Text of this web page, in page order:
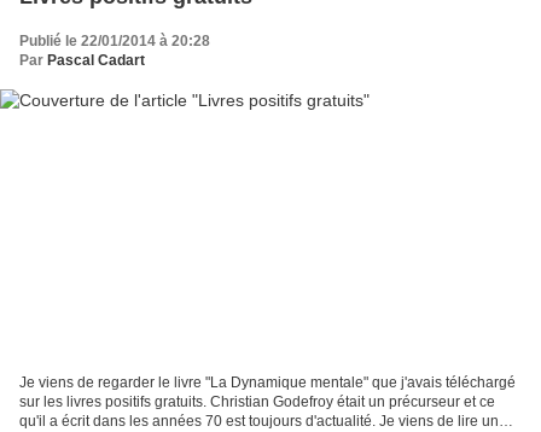
Publié le 22/01/2014 à 20:28
Par Pascal Cadart
Je viens de regarder le livre "La Dynamique mentale" que j'avais téléchargé
sur les livres positifs gratuits. Christian Godefroy était un précurseur et ce
qu'il a écrit dans les années 70 est toujours d'actualité. Je viens de lire un